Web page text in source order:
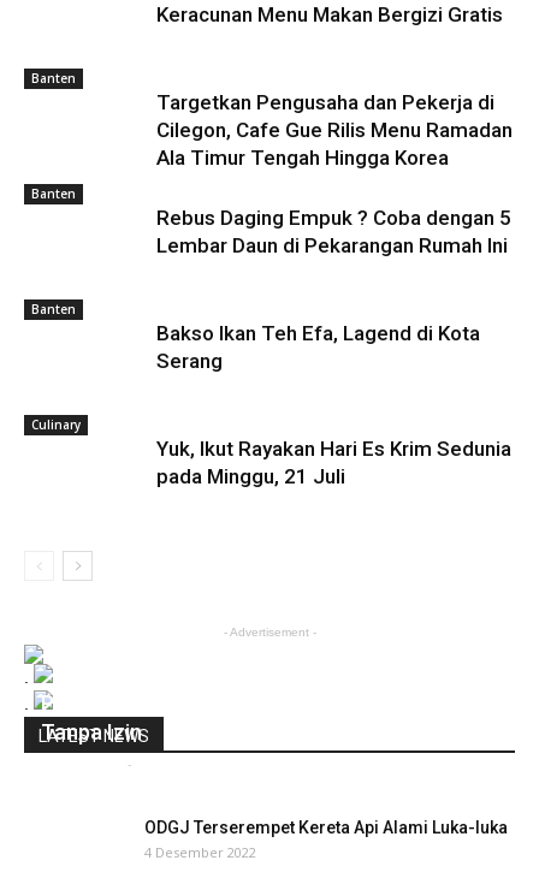
Keracunan Menu Makan Bergizi Gratis
Banten
Targetkan Pengusaha dan Pekerja di
Cilegon, Cafe Gue Rilis Menu Ramadan
Ala Timur Tengah Hingga Korea
Banten
Rebus Daging Empuk ? Coba dengan 5
Lembar Daun di Pekarangan Rumah Ini
Banten
Bakso Ikan Teh Efa, Lagend di Kota
Serang
Culinary
Yuk, Ikut Rayakan Hari Es Krim Sedunia
pada Minggu, 21 Juli
- Advertisement -
LATEST NEWS
Polisi Tangerang Sita 1.722 Butir Obat Keras
Tanpa Izin
-
ODGJ Terserempet Kereta Api Alami Luka-luka
4 Desember 2022